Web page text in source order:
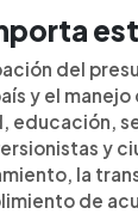
del
y el manejo
educación,
y
la
de